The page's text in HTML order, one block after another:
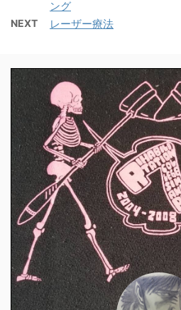
ング
NEXT レーザー療法